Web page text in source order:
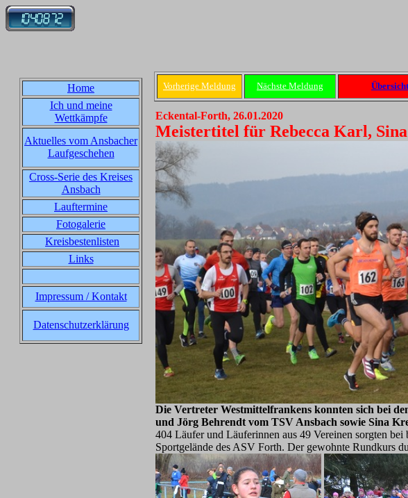
Home
Ich und meine
Wettkämpfe
Aktuelles vom Ansbacher
Laufgeschehen
Cross-Serie des Kreises
Ansbach
Lauftermine
Fotogalerie
Kreisbestenlisten
Links
Impressum / Kontakt
Datenschutzerklärung
Vorherige Meldung Nächste Meldung Übersicht
Eckental-Forth, 26.01.2020
Meistertitel für Rebecca Karl,
Die Vertreter Westmittelfrankens konnten sich bei
und Jörg Behrendt vom TSV Ansbach sowie Sina
404 Läufer und Läuferinnen aus 49 Vereinen sorgten
Sportgelände des ASV Forth. Der gewohnte Rundkurs